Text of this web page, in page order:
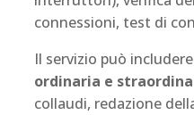
connessioni, test di
Il servizio può includere
ordinaria e
collaudi, redazione